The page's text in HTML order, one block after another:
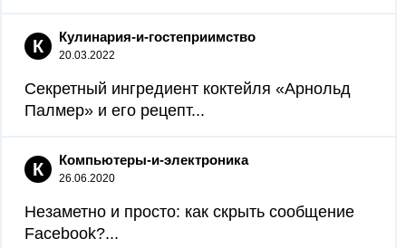
К Кулинария-и-гостеприимство
20.03.2022
Секретный ингредиент коктейля «Арнольд
Палмер» и его рецепт...
К Компьютеры-и-электроника
26.06.2020
Незаметно и просто: как скрыть сообщение
Facebook?...